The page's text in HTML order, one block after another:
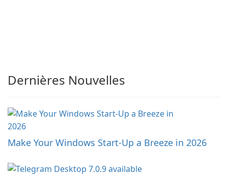
Dernières Nouvelles
Make Your Windows Start-Up a Breeze in 2026